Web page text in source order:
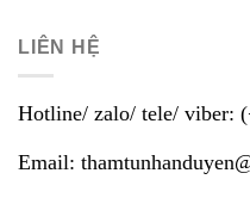
LIÊN HỆ
Hotline/ zalo/ tele/ viber:
Email: